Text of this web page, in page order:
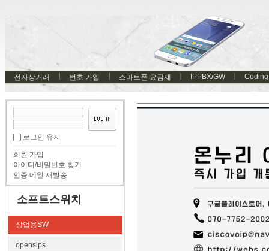
전자상거래 번호 가입 스마트폰 요금제 IPPBX/GW Coding
로그인 유지
회원 가입
아이디/비밀번호 찾기
인증 메일 재발송
소프트스위치
상업용SW
opensips